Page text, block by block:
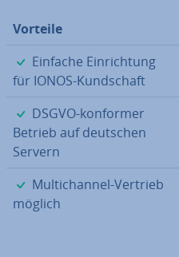
Vorteile
✓
Einfache Ein­rich­tung
für IONOS-Kund­schaft
✓
DSGVO-konformer
Betrieb auf deutschen
Servern
✓
Mul­tich­an­nel-Vertrieb
möglich